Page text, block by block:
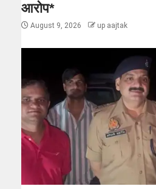
आरोप*
August 9, 2026 up aajtak